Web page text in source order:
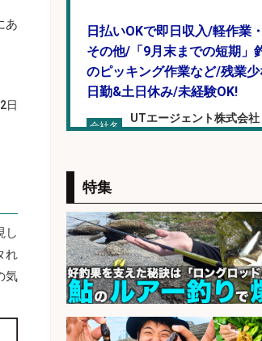
あ
日
し
れ
気
日払いOKで即日収入/軽作業
その他/「9月末までの短期」
のピッキング作業など/残業
日勤&土日休み/未経験OK!
会社名
UTエージェント株式会社
二CU
和食, 居酒屋/調理見習い・調
新鮮な魚料理×おでんの和食
の若手スタッフ
会社名 サカナのハチベエ 矢場町
sponsored by 求
営業事務/「大津市」釣り具
特集